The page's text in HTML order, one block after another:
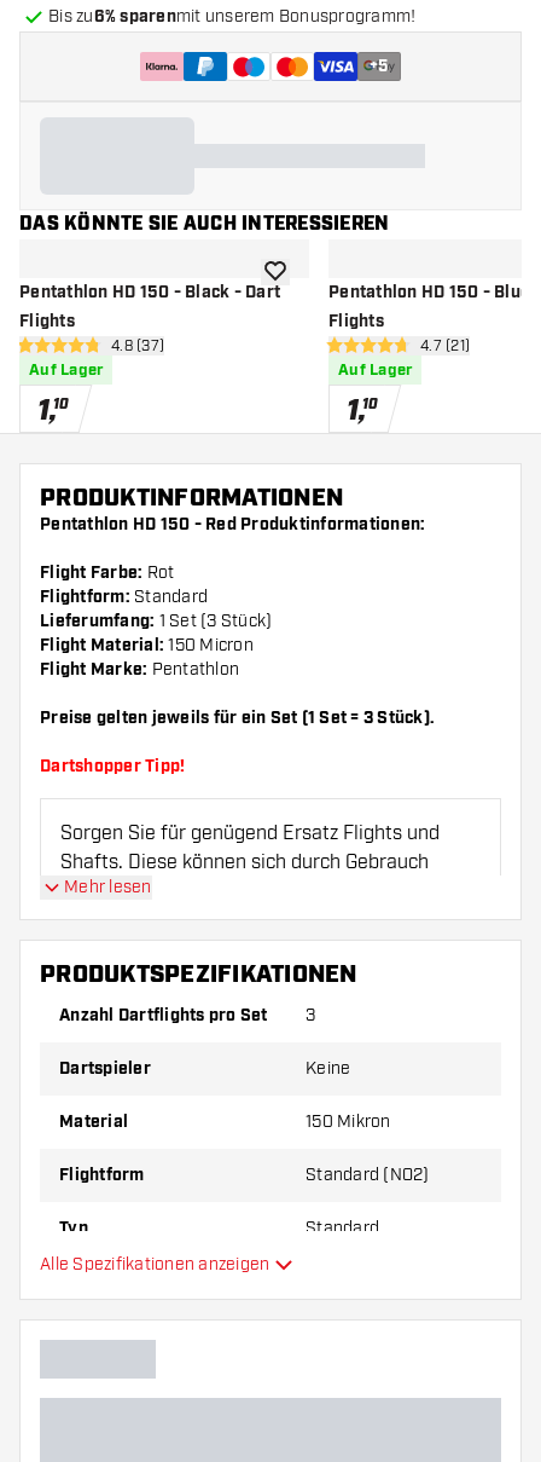
Bis zu6% sparenmit unserem Bonusprogramm!
+5
DAS KÖNNTE SIE AUCH INTERESSIEREN
Pentathlon HD 150 - Black - Dart
Flights
Bewertungsbereich öffnen
4.8 Bewertungssterne
4.8 (37)
Auf Lager
1,10
Zur Wunschliste hinzufügen
Pentathlon HD 150 - Blue
Flights
4.7 Bewertungssterne
4.7 (21)
Auf Lager
1,10
PRODUKTINFORMATIONEN
Pentathlon HD 150 - Red Produktinformationen:
Flight Farbe: Rot
Flightform: Standard
Lieferumfang: 1 Set (3 Stück)
Flight Material: 150 Micron
Flight Marke: Pentathlon
Preise gelten jeweils für ein Set (1 Set = 3 Stück).
Dartshopper Tipp!
Sorgen Sie für genügend Ersatz Flights und
Shafts. Diese können sich durch Gebrauch
abnutzen oder brechen.
Probieren Sie eine andere Form, ein anderes
Material oder eine andere Dicke der Flights aus,
um herauszufinden, welche Variante am besten
Mehr lesen
PRODUKTSPEZIFIKATIONEN
Anzahl Dartflights pro Set 3
Dartspieler Keine
Material 150 Mikron
Flightform Standard (NO2)
Typ Standard
Hauptfarbe
Alle Spezifikationen anzeigen